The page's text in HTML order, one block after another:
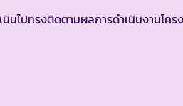
นไปทรงติดตามผลการดำเนินงานโค